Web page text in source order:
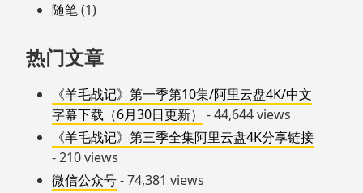
随笔(1)
热门文章
《羊毛战记》第一季第10集/阿里云盘4K/中文
字幕下载（6月30日更新）
- 44,644 views
《羊毛战记》第三季全集阿里云盘4K分享链接
- 210 views
微信公众号- 74,381 views